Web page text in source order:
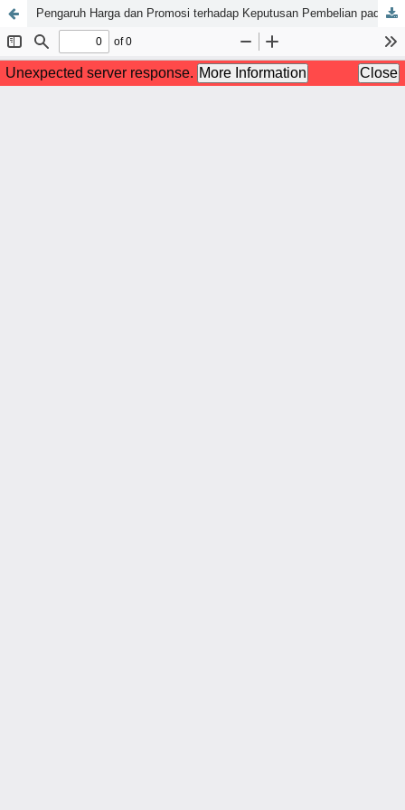
Pengaruh Harga dan Promosi terhadap Keputusan Pembelian pada Japricoffee Ciputat, Kota Tangerang Selatan